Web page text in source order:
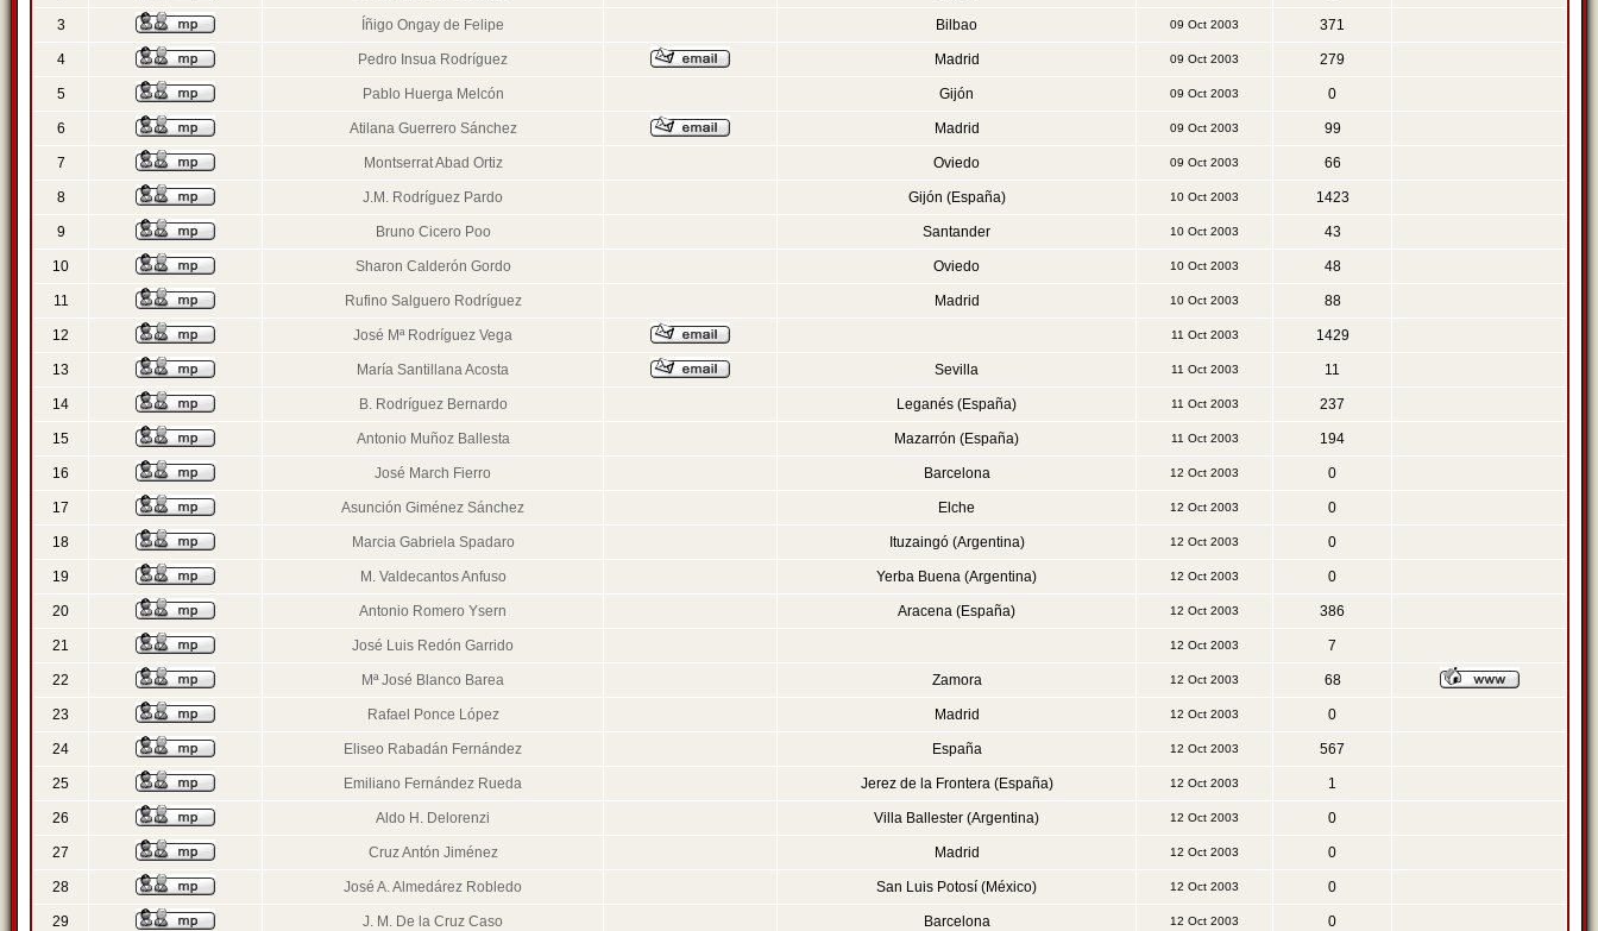
3 Íñigo Ongay de Felipe Bilbao 09 Oct 2003 371
4 Pedro Insua Rodríguez Madrid 09 Oct 2003 279
5 Pablo Huerga Melcón Gijón 09 Oct 2003 0
6 Atilana Guerrero Sánchez Madrid 09 Oct 2003 99
7 Montserrat Abad Ortiz Oviedo 09 Oct 2003 66
8 J.M. Rodríguez Pardo Gijón (España) 10 Oct 2003 1423
9 Bruno Cicero Poo Santander 10 Oct 2003 43
10 Sharon Calderón Gordo Oviedo 10 Oct 2003 48
11 Rufino Salguero Rodríguez Madrid 10 Oct 2003 88
12 José Mª Rodríguez Vega 11 Oct 2003 1429
13 María Santillana Acosta Sevilla 11 Oct 2003 11
14 B. Rodríguez Bernardo Leganés (España) 11 Oct 2003 237
15 Antonio Muñoz Ballesta Mazarrón (España) 11 Oct 2003 194
16 José March Fierro Barcelona 12 Oct 2003 0
17 Asunción Giménez Sánchez Elche 12 Oct 2003 0
18 Marcia Gabriela Spadaro Ituzaingó (Argentina) 12 Oct 2003 0
19 M. Valdecantos Anfuso Yerba Buena (Argentina) 12 Oct 2003 0
20 Antonio Romero Ysern Aracena (España) 12 Oct 2003 386
21 José Luis Redón Garrido 12 Oct 2003 7
22 Mª José Blanco Barea Zamora 12 Oct 2003 68
23 Rafael Ponce López Madrid 12 Oct 2003 0
24 Eliseo Rabadán Fernández España 12 Oct 2003 567
25 Emiliano Fernández Rueda Jerez de la Frontera (España) 12 Oct 2003 1
26 Aldo H. Delorenzi Villa Ballester (Argentina) 12 Oct 2003 0
27 Cruz Antón Jiménez Madrid 12 Oct 2003 0
28 José A. Almedárez Robledo San Luis Potosí (México) 12 Oct 2003 0
29 J. M. De la Cruz Caso Barcelona 12 Oct 2003 0